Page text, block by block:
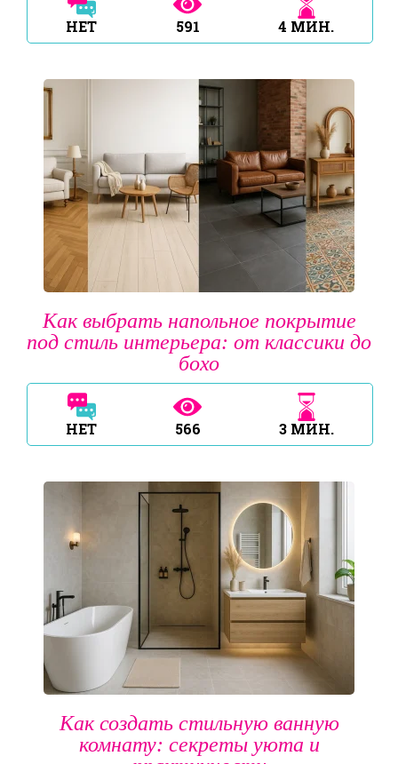
НЕТ 591 4 МИН.
Как выбрать напольное покрытие
под стиль интерьера: от классики до
бохо
НЕТ 566 3 МИН.
Как создать стильную ванную
комнату: секреты уюта и